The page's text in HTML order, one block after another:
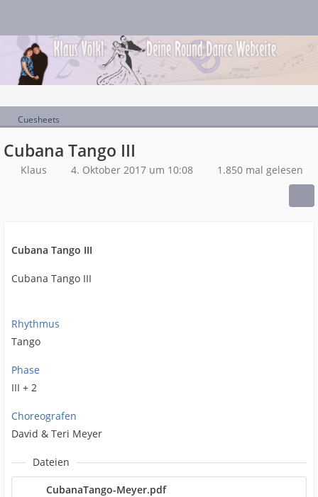
Cuesheets
Cubana Tango III
Klaus 4. Oktober 2017 um 10:08 1.850 mal gelesen
Cubana Tango III
Cubana Tango III
Rhythmus
Tango
Phase
III + 2
Choreografen
David & Teri Meyer
Dateien
CubanaTango-Meyer.pdf